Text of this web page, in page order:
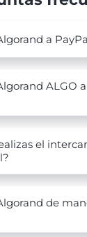
a
ALGO
el
de